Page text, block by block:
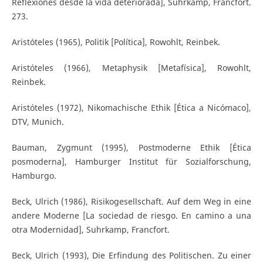
273.
Aristóteles (1965), Politik [Política], Rowohlt, Reinbek.
Aristóteles (1966), Metaphysik [Metafísica], Rowohlt,
Reinbek.
Aristóteles (1972), Nikomachische Ethik [Ética a Nicómaco],
DTV, Munich.
Bauman, Zygmunt (1995), Postmoderne Ethik [Ética
posmoderna], Hamburger Institut für Sozialforschung,
Hamburgo.
Beck, Ulrich (1986), Risikogesellschaft. Auf dem Weg in eine
andere Moderne [La sociedad de riesgo. En camino a una
otra Modernidad], Suhrkamp, Francfort.
Beck, Ulrich (1993), Die Erfindung des Politischen. Zu einer